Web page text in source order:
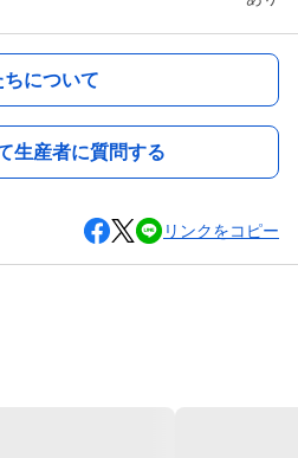
ちについて
生産者に質問する
リンクをコピー